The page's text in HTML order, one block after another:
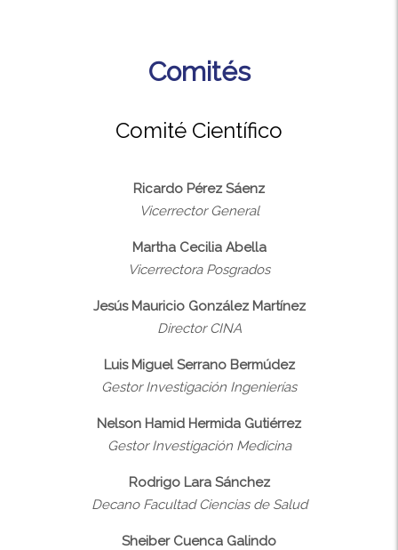
Comités
Comité Científico
Ricardo Pérez Sáenz
Vicerrector General
Martha Cecilia Abella
Vicerrectora Posgrados
Jesús Mauricio González Martínez
Director CINA
Luis Miguel Serrano Bermúdez
Gestor Investigación Ingenierías
Nelson Hamid Hermida Gutiérrez
Gestor Investigación Medicina
Rodrigo Lara Sánchez
Decano Facultad Ciencias de Salud
Sheiber Cuenca Galindo